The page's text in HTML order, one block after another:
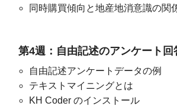
同時購買傾向と地産地消意識の関
第4週：自由記述のアンケート回
自由記述アンケートデータの例
テキストマイニングとは
KH Coder のインストール